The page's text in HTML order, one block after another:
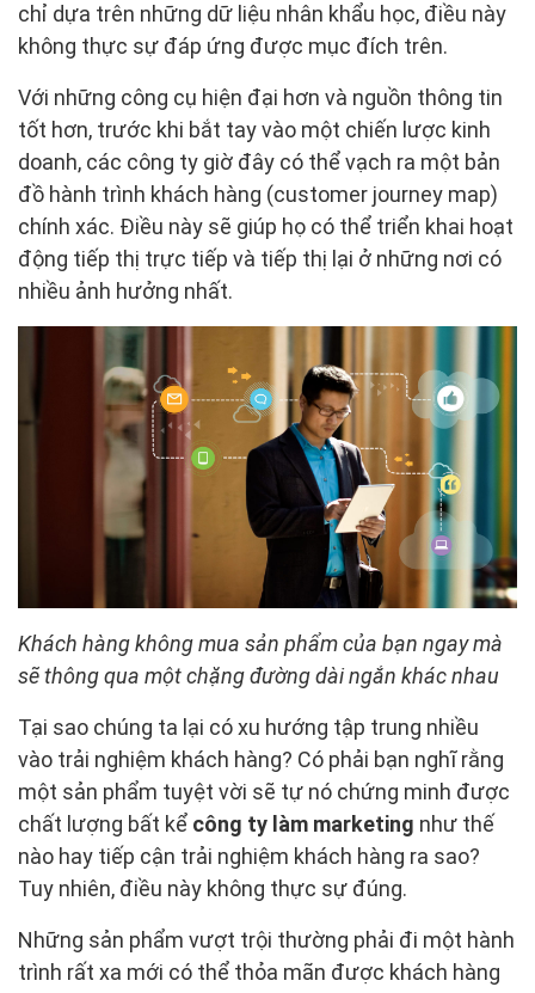
chỉ dựa trên những dữ liệu nhân khẩu học, điều này
không thực sự đáp ứng được mục đích trên.
Với những công cụ hiện đại hơn và nguồn thông tin
tốt hơn, trước khi bắt tay vào một chiến lược kinh
doanh, các công ty giờ đây có thể vạch ra một bản
đồ hành trình khách hàng (customer journey map)
chính xác. Điều này sẽ giúp họ có thể triển khai hoạt
động tiếp thị trực tiếp và tiếp thị lại ở những nơi có
nhiều ảnh hưởng nhất.
Khách hàng không mua sản phẩm của bạn ngay mà
sẽ thông qua một chặng đường dài ngắn khác nhau
Tại sao chúng ta lại có xu hướng tập trung nhiều
vào trải nghiệm khách hàng? Có phải bạn nghĩ rằng
một sản phẩm tuyệt vời sẽ tự nó chứng minh được
chất lượng bất kể công ty làm marketing như thế
nào hay tiếp cận trải nghiệm khách hàng ra sao?
Tuy nhiên, điều này không thực sự đúng.
Những sản phẩm vượt trội thường phải đi một hành
trình rất xa mới có thể thỏa mãn được khách hàng